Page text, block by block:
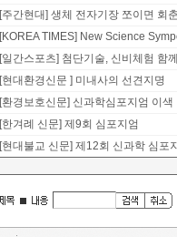
[주간현대] 생체 전자기장 쪼이면 회
[KOREA TIMES] New Science
[일간스포츠] 첨단기술, 신비체험 함
[현대환경신문 ] 미내사의 선견지명
[환경보호신문] 신과학심포지엄 이색
[한겨례 신문] 제9회 심포지엄
[현대불교 신문] 제12회 신과학 심포